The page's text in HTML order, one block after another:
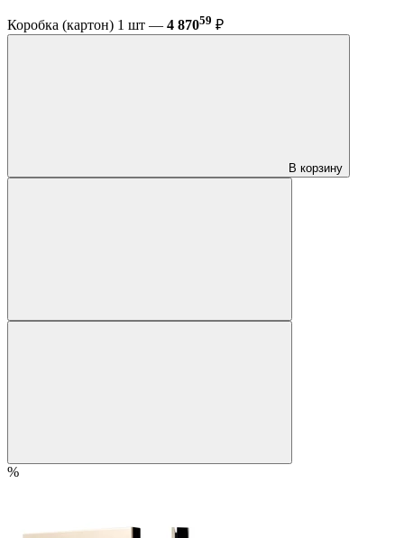
Коробка (картон) 1 шт — 4 87059 ₽
В корзину
%